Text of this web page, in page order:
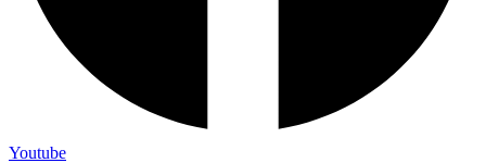
Youtube